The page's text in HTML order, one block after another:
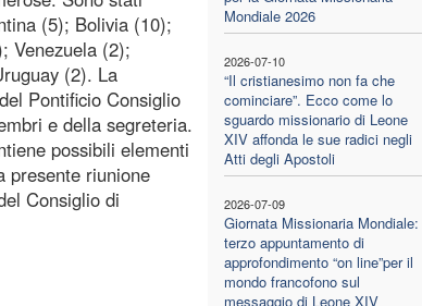
Mondiale 2026
2026-07-10
“Il cristianesimo non fa che
cominciare”. Ecco come lo
sguardo missionario di Leone
XIV affonda le sue radici negli
Atti degli Apostoli
2026-07-09
Giornata Missionaria Mondiale:
terzo appuntamento di
approfondimento “on line”per il
mondo francofono sul
messaggio di Leone XIV
(5); Bolivia (10);
Venezuela (2);
(2). La
Pontificio Consiglio
e della segreteria.
possibili elementi
presente riunione
Consiglio di